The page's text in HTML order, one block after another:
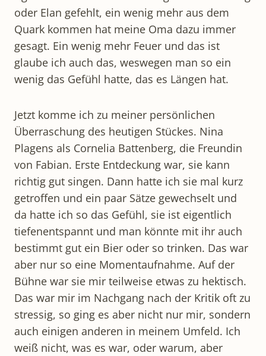
oder Elan gefehlt, ein wenig mehr aus dem
Quark kommen hat meine Oma dazu immer
gesagt. Ein wenig mehr Feuer und das ist
glaube ich auch das, weswegen man so ein
wenig das Gefühl hatte, das es Längen hat.
Jetzt komme ich zu meiner persönlichen
Überraschung des heutigen Stückes. Nina
Plagens als Cornelia Battenberg, die Freundin
von Fabian. Erste Entdeckung war, sie kann
richtig gut singen. Dann hatte ich sie mal kurz
getroffen und ein paar Sätze gewechselt und
da hatte ich so das Gefühl, sie ist eigentlich
tiefenentspannt und man könnte mit ihr auch
bestimmt gut ein Bier oder so trinken. Das war
aber nur so eine Momentaufnahme. Auf der
Bühne war sie mir teilweise etwas zu hektisch.
Das war mir im Nachgang nach der Kritik oft zu
stressig, so ging es aber nicht nur mir, sondern
auch einigen anderen in meinem Umfeld. Ich
weiß nicht, was es war, oder warum, aber